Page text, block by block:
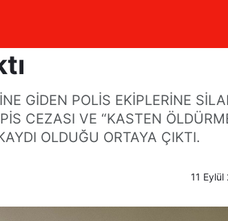
açan şüphelinin
GİDEN POLİS EKİPLERİNE
CEZASI VE “KASTEN
OLDUĞU ORTAYA ÇIKTI.
11